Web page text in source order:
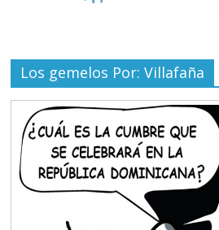
Los gemelos Por: Villafaña